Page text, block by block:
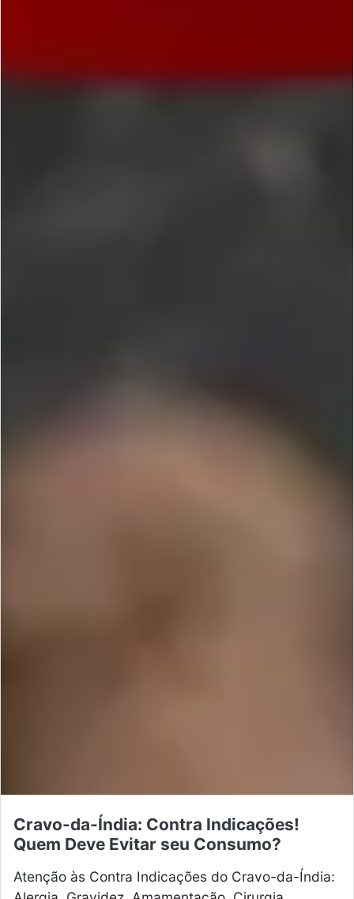
Cravo-da-Índia: Contra Indicações!
Quem Deve Evitar seu Consumo?
Atenção às Contra Indicações do Cravo-da-Índia: